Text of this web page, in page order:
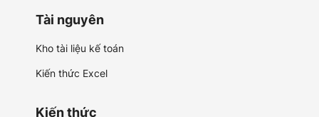
Tài nguyên
Kho tài liệu kế toán
Kiến thức Excel
Kiến thức